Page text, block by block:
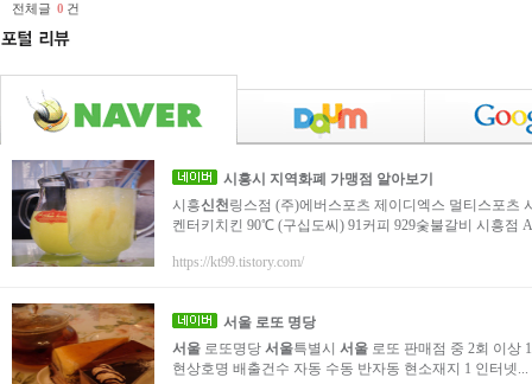
전체글 0 건
시흥시 지역화폐 가맹점 알아보기
시흥신천링스점 (주)에버스포츠 제이디엑스 멀티스포츠
켄터키치킨 90℃ (구십도씨) 91커피 929숯불갈비 시흥점
https://kt99.tistory.com/
서울 로또 명당
서울 로또명당 서울특별시 서울 로또 판매점 중 2회 이상
현상호명 배출건수 자동 수동 반자동 현소재지 1 인터넷...